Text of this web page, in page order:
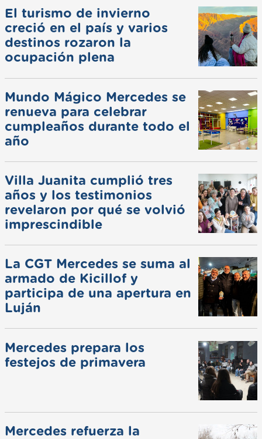
El turismo de invierno
creció en el país y varios
destinos rozaron la
ocupación plena
Mundo Mágico Mercedes se
renueva para celebrar
cumpleaños durante todo el
año
Villa Juanita cumplió tres
años y los testimonios
revelaron por qué se volvió
imprescindible
La CGT Mercedes se suma al
armado de Kicillof y
participa de una apertura en
Luján
Mercedes prepara los
festejos de primavera
Mercedes refuerza la